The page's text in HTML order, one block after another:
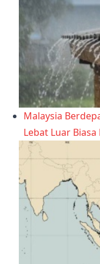
Malaysia
Lebat Luar